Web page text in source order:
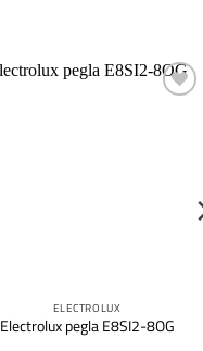
ELECTROLUX
Electrolux pegla E8SI2-8OG